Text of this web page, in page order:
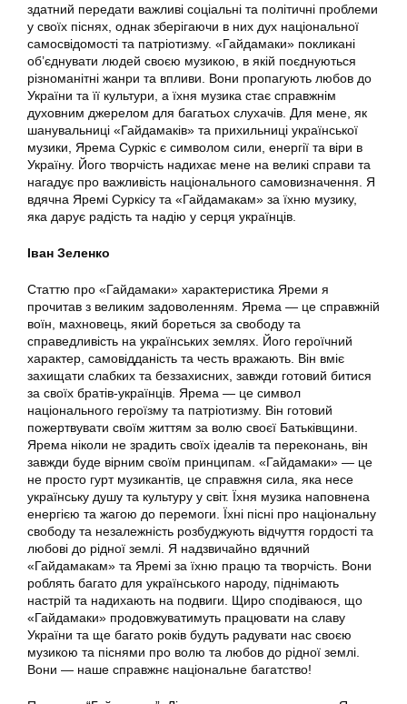
здатний передати важливі соціальні та політичні проблеми
у своїх піснях, однак зберігаючи в них дух національної
самосвідомості та патріотизму. «Гайдамаки» покликані
об’єднувати людей своєю музикою, в якій поєднуються
різноманітні жанри та впливи. Вони пропагують любов до
України та її культури, а їхня музика стає справжнім
духовним джерелом для багатьох слухачів. Для мене, як
шанувальниці «Гайдамаків» та прихильниці української
музики, Ярема Суркіс є символом сили, енергії та віри в
Україну. Його творчість надихає мене на великі справи та
нагадує про важливість національного самовизначення. Я
вдячна Яремі Суркісу та «Гайдамакам» за їхню музику,
яка дарує радість та надію у серця українців.
Іван Зеленко
Статтю про «Гайдамаки» характеристика Яреми я
прочитав з великим задоволенням. Ярема — це справжній
воїн, махновець, який бореться за свободу та
справедливість на українських землях. Його героїчний
характер, самовідданість та честь вражають. Він вміє
захищати слабких та беззахисних, завжди готовий битися
за своїх братів-українців. Ярема — це символ
національного героїзму та патріотизму. Він готовий
пожертвувати своїм життям за волю своєї Батьківщини.
Ярема ніколи не зрадить своїх ідеалів та переконань, він
завжди буде вірним своїм принципам. «Гайдамаки» — це
не просто гурт музикантів, це справжня сила, яка несе
українську душу та культуру у світ. Їхня музика наповнена
енергією та жагою до перемоги. Їхні пісні про національну
свободу та незалежність розбуджують відчуття гордості та
любові до рідної землі. Я надзвичайно вдячний
«Гайдамакам» та Яремі за їхню працю та творчість. Вони
роблять багато для українського народу, піднімають
настрій та надихають на подвиги. Щиро сподіваюся, що
«Гайдамаки» продовжуватимуть працювати на славу
України та ще багато років будуть радувати нас своєю
музикою та піснями про волю та любов до рідної землі.
Вони — наше справжнє національне багатство!